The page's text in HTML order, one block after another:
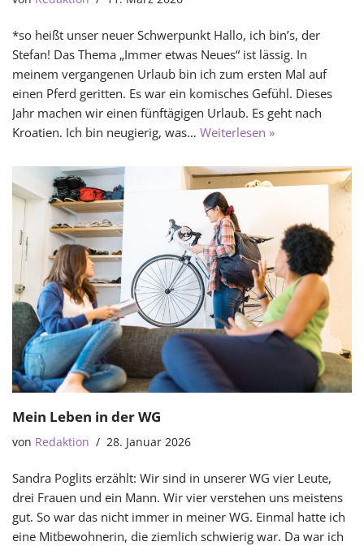
*so heißt unser neuer Schwerpunkt Hallo, ich bin’s, der
Stefan! Das Thema „Immer etwas Neues“ ist lässig. In
meinem vergangenen Urlaub bin ich zum ersten Mal auf
einen Pferd geritten. Es war ein komisches Gefühl. Dieses
Jahr machen wir einen fünftägigen Urlaub. Es geht nach
Kroatien. Ich bin neugierig, was… Weiterlesen »
Mein Leben in der WG
von Redaktion 28. Januar 2026
Sandra Poglits erzählt: Wir sind in unserer WG vier Leute,
drei Frauen und ein Mann. Wir vier verstehen uns meistens
gut. So war das nicht immer in meiner WG. Einmal hatte ich
eine Mitbewohnerin, die ziemlich schwierig war. Da war ich